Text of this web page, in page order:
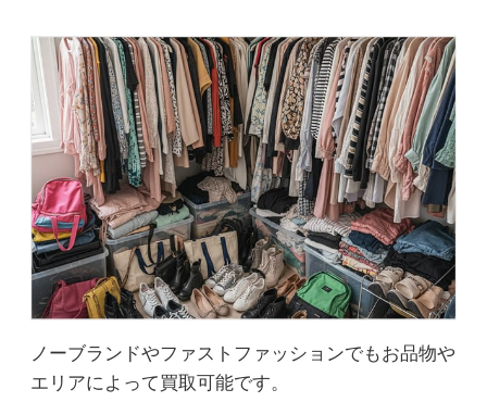
ノーブランドやファストファッションでもお品物や
エリアによって買取可能です。